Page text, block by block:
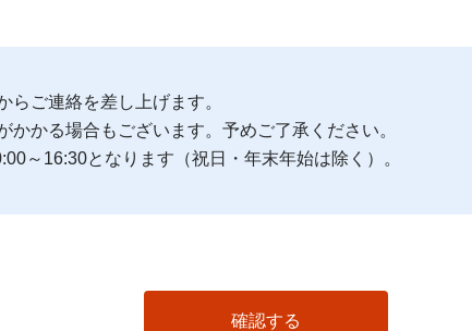
らご連絡を差し上げます。
かかる場合もございます。予めご了承ください。
～16:30となります（祝日・年末年始は除く）。
確認する